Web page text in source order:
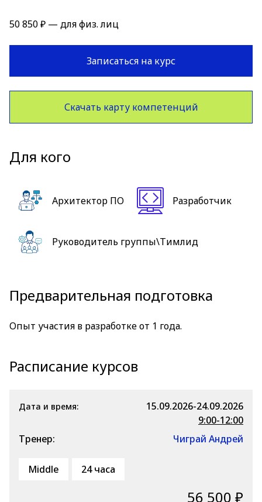
50 850 ₽ — для физ. лиц
Записаться на курс
Скачать карту компетенций
Для кого
Архитектор ПО Разработчик
Руководитель группы\Тимлид
Предварительная подготовка
Опыт участия в разработке от 1 года.
Расписание курсов
Дата и время:
15.09.2026-24.09.2026
9:00-12:00
Тренер:
Чиграй Андрей
Middle 24 часа
56 500 ₽